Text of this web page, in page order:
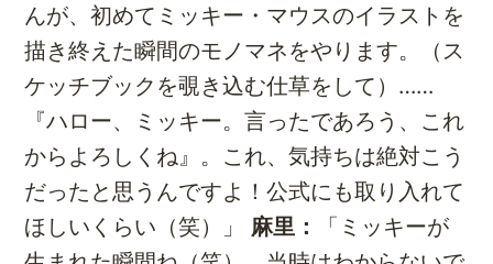
んが、初めてミッキー・マウスのイラストを
描き終えた瞬間のモノマネをやります。（ス
ケッチブックを覗き込む仕草をして）……
『ハロー、ミッキー。言ったであろう、これ
からよろしくね』。これ、気持ちは絶対こう
だったと思うんですよ！公式にも取り入れて
ほしいくらい（笑）」 麻里：
「ミッキーが